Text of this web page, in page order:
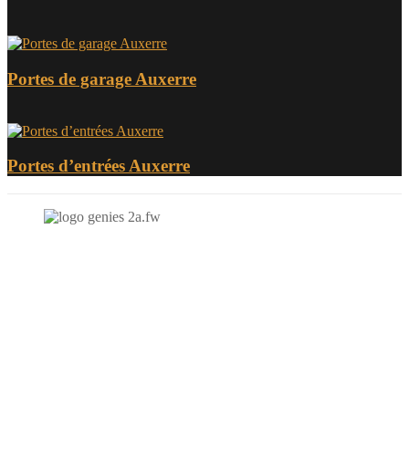
Portes de garage Auxerre
Portes d’entrées Auxerre